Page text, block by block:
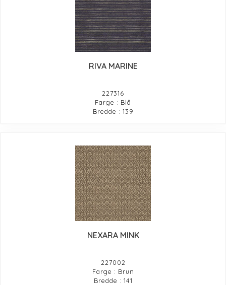
RIVA MARINE
227316
Farge : Blå
Bredde : 139
NEXARA MINK
227002
Farge : Brun
Bredde : 141